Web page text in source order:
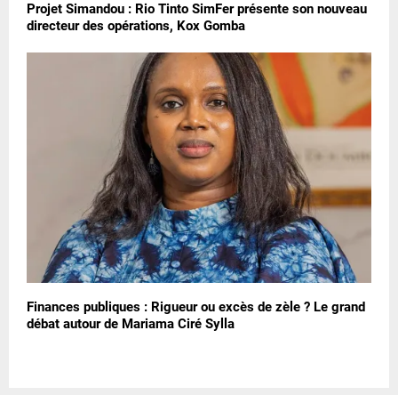
Projet Simandou : Rio Tinto SimFer présente son nouveau
directeur des opérations, Kox Gomba
Finances publiques : Rigueur ou excès de zèle ? Le grand
débat autour de Mariama Ciré Sylla